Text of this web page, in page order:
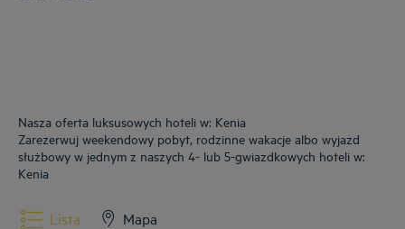
Nasza oferta luksusowych hoteli w: Kenia
Zarezerwuj weekendowy pobyt, rodzinne wakacje albo wyjazd
służbowy w jednym z naszych 4- lub 5-gwiazdkowych hoteli w:
Kenia
Lista Mapa